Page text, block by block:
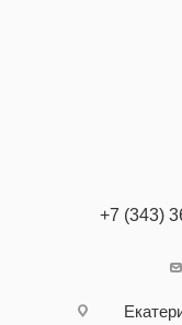
+7 (343)